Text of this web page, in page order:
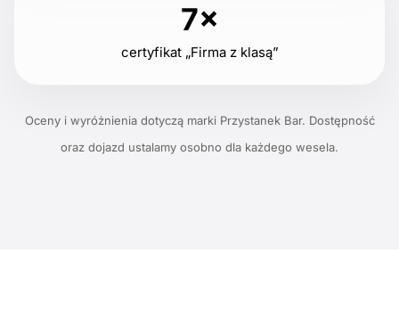
7×
certyfikat „Firma z klasą”
Oceny i wyróżnienia dotyczą marki Przystanek Bar. Dostępność
oraz dojazd ustalamy osobno dla każdego wesela.